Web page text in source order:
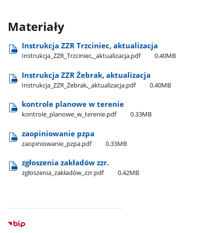
Materiały
Instrukcja ZZR Trzciniec, aktualizacja
Instrukcja​_ZZR​_Trzciniec,​_aktualizacja.pdf 0.40MB
Instrukcja ZZR Żebrak, aktualizacja
Instrukcja​_ZZR​_Żebrak,​_aktualizacja.pdf 0.40MB
kontrole planowe w terenie
kontrole​_planowe​_w​_terenie.pdf 0.33MB
zaopiniowanie pzpa
zaopiniowanie​_pzpa.pdf 0.33MB
zgłoszenia zakładów zzr.
zgłoszenia​_zakładów​_zzr.pdf 0.42MB